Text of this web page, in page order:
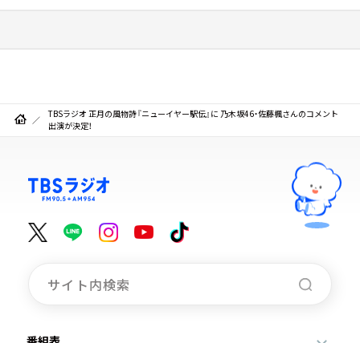
TBSラジオ 正月の風物詩『ニューイヤー駅伝』に 乃木坂46・佐藤楓さんのコメント
出演が決定！